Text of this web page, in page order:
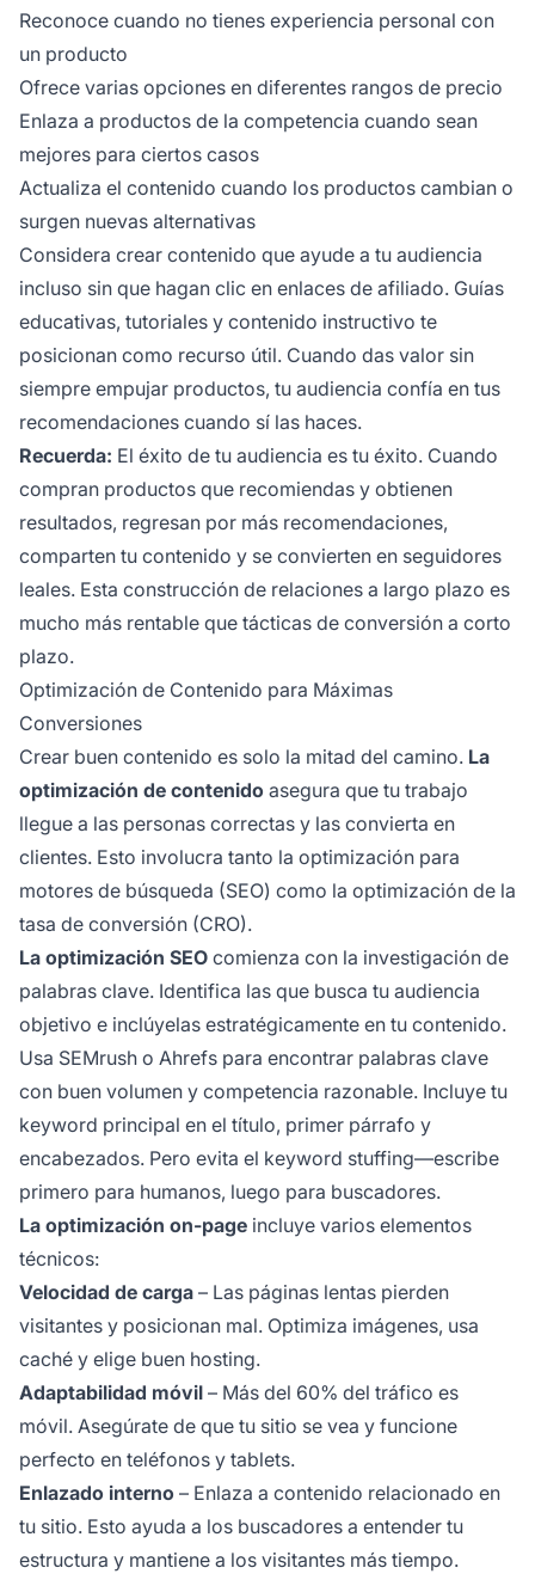
Reconoce cuando no tienes experiencia personal con
un producto
Ofrece varias opciones en diferentes rangos de precio
Enlaza a productos de la competencia cuando sean
mejores para ciertos casos
Actualiza el contenido cuando los productos cambian o
surgen nuevas alternativas
Considera crear contenido que ayude a tu audiencia
incluso sin que hagan clic en enlaces de afiliado. Guías
educativas, tutoriales y contenido instructivo te
posicionan como recurso útil. Cuando das valor sin
siempre empujar productos, tu audiencia confía en tus
recomendaciones cuando sí las haces.
Recuerda: El éxito de tu audiencia es tu éxito. Cuando
compran productos que recomiendas y obtienen
resultados, regresan por más recomendaciones,
comparten tu contenido y se convierten en seguidores
leales. Esta construcción de relaciones a largo plazo es
mucho más rentable que tácticas de conversión a corto
plazo.
Optimización de Contenido para Máximas
Conversiones
Crear buen contenido es solo la mitad del camino. La
optimización de contenido asegura que tu trabajo
llegue a las personas correctas y las convierta en
clientes. Esto involucra tanto la optimización para
motores de búsqueda (SEO) como la optimización de la
tasa de conversión (CRO).
La optimización SEO comienza con la investigación de
palabras clave. Identifica las que busca tu audiencia
objetivo e inclúyelas estratégicamente en tu contenido.
Usa SEMrush o Ahrefs para encontrar palabras clave
con buen volumen y competencia razonable. Incluye tu
keyword principal en el título, primer párrafo y
encabezados. Pero evita el keyword stuffing—escribe
primero para humanos, luego para buscadores.
La optimización on-page incluye varios elementos
técnicos:
Velocidad de carga – Las páginas lentas pierden
visitantes y posicionan mal. Optimiza imágenes, usa
caché y elige buen hosting.
Adaptabilidad móvil – Más del 60% del tráfico es
móvil. Asegúrate de que tu sitio se vea y funcione
perfecto en teléfonos y tablets.
Enlazado interno – Enlaza a contenido relacionado en
tu sitio. Esto ayuda a los buscadores a entender tu
estructura y mantiene a los visitantes más tiempo.